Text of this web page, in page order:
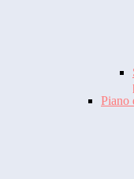
Piano